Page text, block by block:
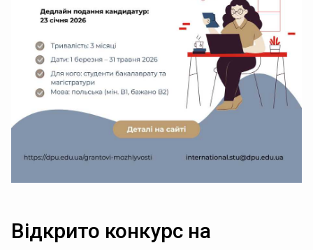
Відкрито конкурс на